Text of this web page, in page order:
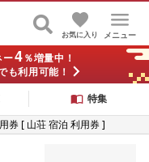
メニュー
お気に入り
ー4％増量中！
も利用可能！
特集
券 [ 山荘 宿泊 利用券 ]